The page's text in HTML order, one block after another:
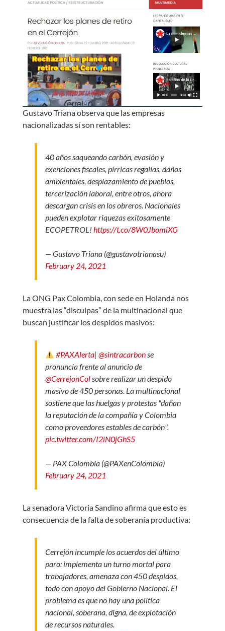
Gustavo Triana observa que las empresas
nacionalizadas sí son rentables:
40 años saqueando carbón, evasión y
exenciones fiscales, pírricas regalías, daños
ambientales, desplazamiento de pueblos,
tercerización laboral, entre otros, ahora
descargan crisis en los obreros. Nacionales
pueden explotar riquezas exitosamente
ECOPETROL! https://t.co/8W0JbomiXG
— Gustavo Triana (@gustavotrianasu)
February 24, 2021
La ONG Pax Colombia, con sede en Holanda nos
muestra las “disculpas” de la multinacional que
buscan justificar los despidos masivos:
#PAXAlerta|@sintracarbonse
pronuncia frente al anuncio de
@CerrejonColsobre realizar un despido
masivo de 450 personas. La multinacional
sostiene que las huelgas y protestas "dañan
la reputación de la compañía y Colombia
como proveedores estables de carbón".
pic.twitter.com/I2iN0jGhS5
— PAX Colombia (@PAXenColombia)
February 24, 2021
La senadora Victoria Sandino afirma que esto es
consecuencia de la falta de soberanía productiva:
Cerrejón incumple los acuerdos del último
paro: implementa un turno mortal para
trabajadores, amenaza con 450 despidos,
todo con apoyo del Gobierno Nacional. El
problema es que no hay una política
nacional, soberana, digna, de explotación
de recursos naturales.